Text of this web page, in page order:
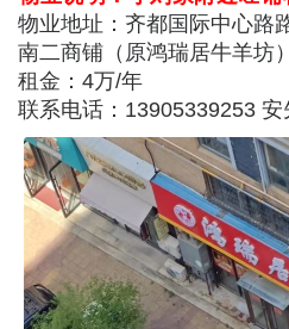
物业地址：齐都国际中心路
南二商铺（原鸿瑞居牛羊坊
租金：4万/年
联系电话：13905339253 安